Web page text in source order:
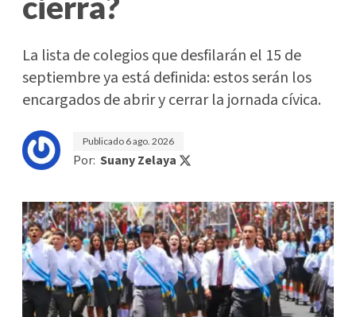
La lista de colegios que desfilarán el 15 de
septiembre ya está definida: estos serán los
encargados de abrir y cerrar la jornada cívica.
Publicado 6 ago. 2026
Por: Suany Zelaya